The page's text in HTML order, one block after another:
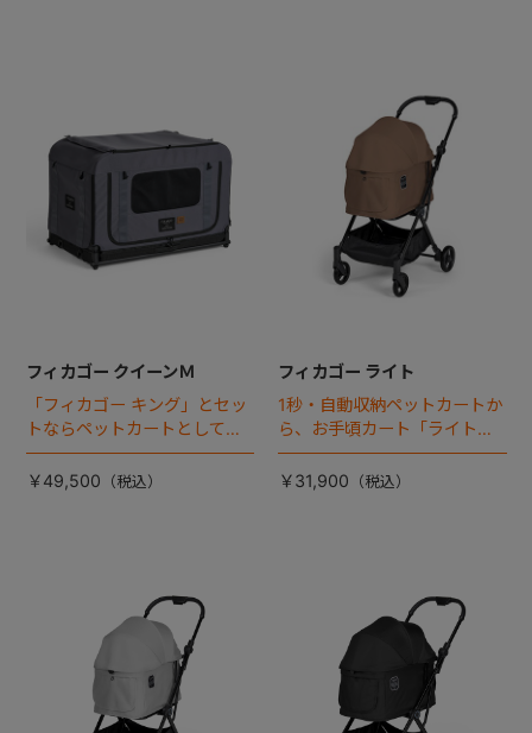
フィカゴー クイーンＭ
「フィカゴー キング」とセッ
トならペットカートとしても
使える、耐荷重50㎏の大型犬
向けケージが登場！
￥49,500
フィカゴー ライト
1秒・自動収納ペットカートか
ら、お手頃カート「ライト」
が登場！
￥31,900